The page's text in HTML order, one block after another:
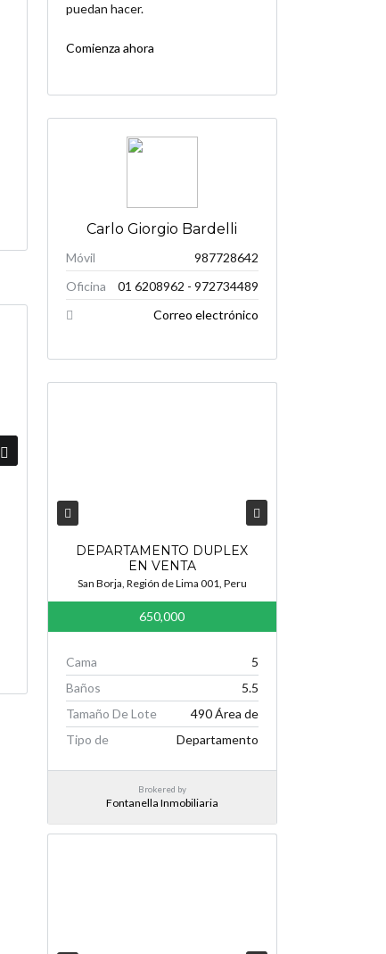
puedan hacer.
Comienza ahora
Carlo Giorgio Bardelli
Móvil
987728642
Oficina
01 6208962 - 972734489
Correo electrónico
DEPARTAMENTO DUPLEX
EN VENTA
San Borja, Región de Lima 001, Peru
650,000
Cama
5
Baños
5.5
Tamaño De Lote
490 Área de
Tipo de
Departamento
Brokered by
Fontanella Inmobiliaria